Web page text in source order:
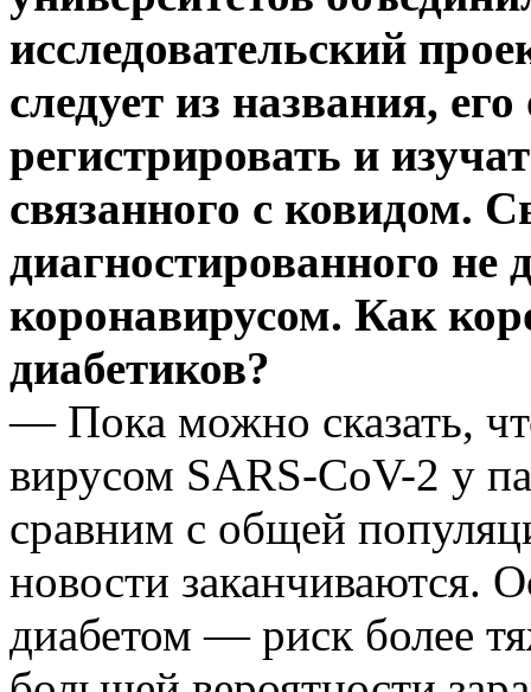
исследовательский
следует из названия,
регистрировать и
связанного с ковидом.
диагностированного не
коронавирусом. Как
диабетиков?
— Пока можно сказать,
вирусом SARS-CoV-2 у
сравним с общей
новости заканчиваются.
диабетом — риск более